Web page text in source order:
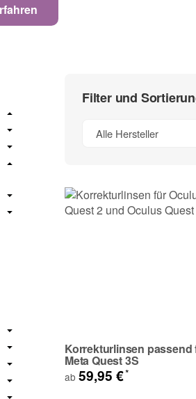
Filter und
Alle Hersteller
Korrekturlinsen passend
Meta Quest 3S
ab 59,95 €*